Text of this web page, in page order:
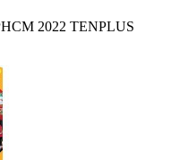
2022 TENPLUS